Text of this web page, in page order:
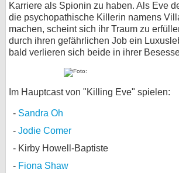
Karriere als Spionin zu haben. Als Eve
die psychopathische Killerin namens
machen, scheint sich ihr Traum zu
durch ihren gefährlichen Job ein
bald verlieren sich beide in ihrer
Im Hauptcast von "Killing Eve" spielen:
Sandra Oh
Jodie Comer
Kirby Howell-Baptiste
Fiona Shaw